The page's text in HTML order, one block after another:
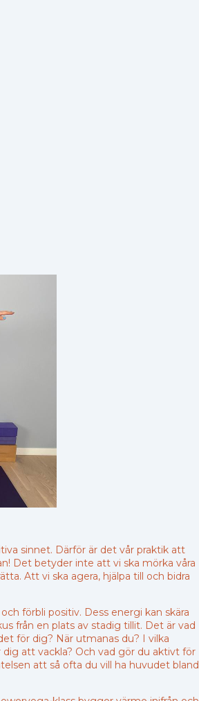
sinnet. Därför är det vår praktik att
Det betyder inte att vi ska mörka våra
Att vi ska agera, hjälpa till och bidra
förbli positiv. Dess energi kan skära
från en plats av stadig tillit. Det är vad
för dig? När utmanas du? I vilka
att vackla? Och vad gör du aktivt för
att så ofta du vill ha huvudet bland